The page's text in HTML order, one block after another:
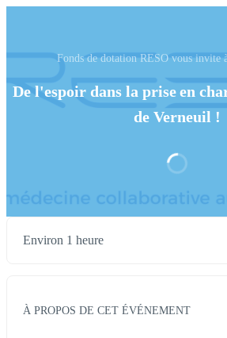
Fonds de dotation RESO vous invite
De l'espoir dans la prise en
de Verneuil !
Environ 1 heure
À PROPOS DE CET ÉVÉNEMENT